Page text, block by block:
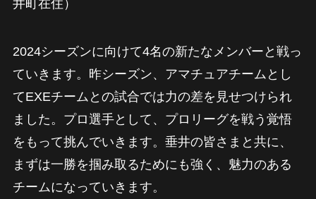
井町在住）
2024シーズンに向けて4名の新たなメンバーと戦っ
ていきます。昨シーズン、アマチュアチームとし
てEXEチームとの試合では力の差を見せつけられ
ました。プロ選手として、プロリーグを戦う覚悟
をもって挑んでいきます。垂井の皆さまと共に、
まずは一勝を掴み取るためにも強く、魅力のある
チームになっていきます。